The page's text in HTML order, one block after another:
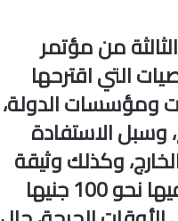
من مؤتمر
التي اقترحها
ومؤسسات الدولة،
وسبل الاستفادة
وكذلك وثيقة
التأمين على المصريين بالخارج، والتي تبلغ قيمة الاشتراك فيها نحو 100 جنيها